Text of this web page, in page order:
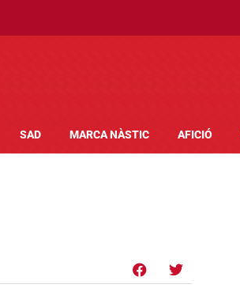
SAD MARCA NÀSTIC AFICIÓ